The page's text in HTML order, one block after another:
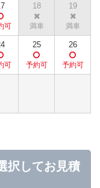
18 19
25 26
択してお見積